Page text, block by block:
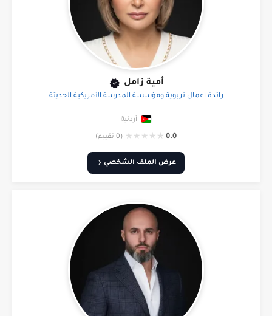
أمية زامل
رائدة أعمال تربوية ومؤسسة المدرسة الأمريكية الحديثة
أردنية
0.0
★
★
★
★
★ (0 تقييم)
عرض الملف الشخصي